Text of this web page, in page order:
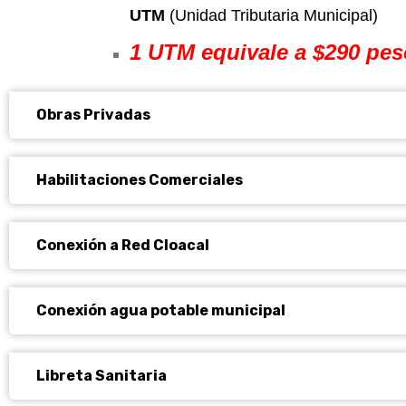
UTM (Unidad Tributaria Municipal)
1 UTM equivale a $290
Obras Privadas
Habilitaciones Comerciales
Conexión a Red Cloacal
Conexión agua potable municipal
Libreta Sanitaria